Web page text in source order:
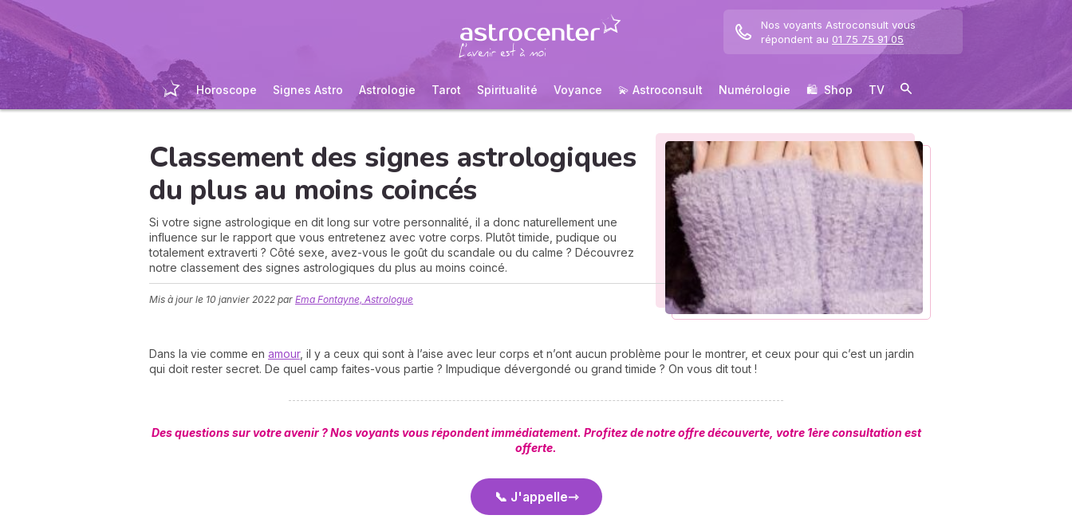
Nos voyants Astroconsult vous
répondent au 01 75 75 91 05
Horoscope Signes Astro Astrologie Tarot Spiritualité Voyance 💫 Astroconsult Numérologie 🛍 ️ Shop TV
Classement des signes astrologiques
du plus au moins coincés
Si votre signe astrologique en dit long sur votre personnalité, il a donc naturellement une
influence sur le rapport que vous entretenez avec votre corps. Plutôt timide, pudique ou
totalement extraverti ? Côté sexe, avez-vous le goût du scandale ou du calme ? Découvrez
notre classement des signes astrologiques du plus au moins coincé.
Mis à jour le 10 janvier 2022 par Ema Fontayne, Astrologue
Dans la vie comme en amour, il y a ceux qui sont à l’aise avec leur corps et n’ont aucun problème pour le montrer, et ceux pour qui c’est un jardin
qui doit rester secret. De quel camp faites-vous partie ? Impudique dévergondé ou grand timide ? On vous dit tout !
Des questions sur votre avenir ? Nos voyants vous répondent immédiatement. Profitez de notre offre découverte, votre 1ère consultation est
offerte.
📞 J'appelle